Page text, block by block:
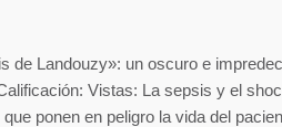
de Landouzy»: un oscuro e
Vistas: La sepsis y el
ponen en peligro la vida del